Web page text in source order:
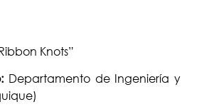
Knots”
Departamento de Ingeniería y